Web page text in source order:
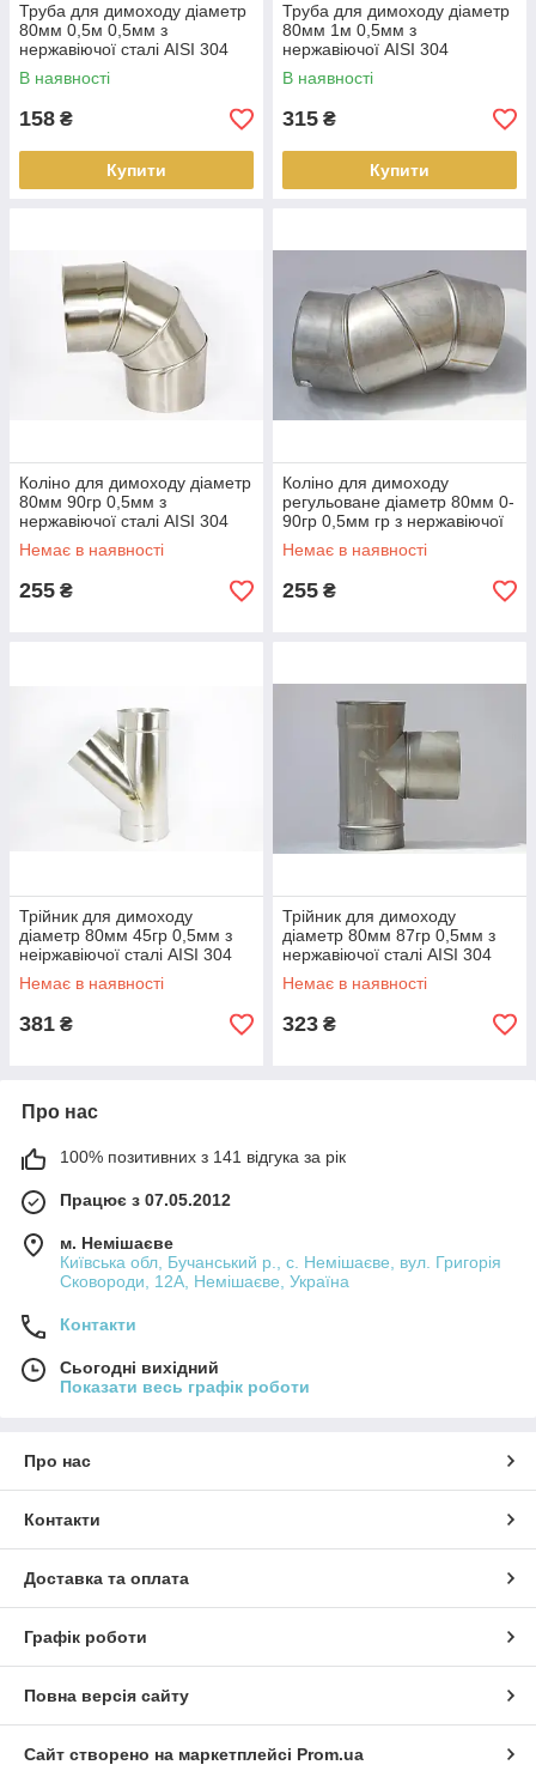
Труба для димоходу діаметр
80мм 0,5м 0,5мм з
нержавіючої сталі AISI 304
В наявності
158 ₴
Купити
Труба для димоходу діаметр
80мм 1м 0,5мм з
нержавіючої AISI 304
В наявності
315 ₴
Купити
Коліно для димоходу діаметр
80мм 90гр 0,5мм з
нержавіючої сталі AISI 304
Немає в наявності
255 ₴
Коліно для димоходу
регульоване діаметр 80мм 0-
90гр 0,5мм гр з нержавіючої
сталі AISI 304
Немає в наявності
255 ₴
Трійник для димоходу
діаметр 80мм 45гр 0,5мм з
неіржавіючої сталі AISI 304
Немає в наявності
381 ₴
Трійник для димоходу
діаметр 80мм 87гр 0,5мм з
нержавіючої сталі AISI 304
Немає в наявності
323 ₴
Про нас
100% позитивних з 141 відгука за рік
Працює з 07.05.2012
м. Немішаєве
Київська обл, Бучанський р., с. Немішаєве, вул. Григорія
Сковороди, 12А, Немішаєве, Україна
Контакти
Сьогодні вихідний
Показати весь графік роботи
Про нас
Контакти
Доставка та оплата
Графік роботи
Повна версія сайту
Сайт створено на маркетплейсі Prom.ua